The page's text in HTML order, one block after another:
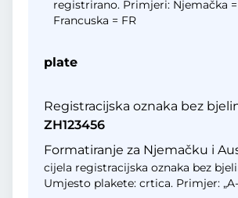
registrirano. Primjeri: Njemačka =
Francuska = FR
plate
Registracijska oznaka bez
ZH123456
Formatiranje za Njemačku i
cijela registracijska oznaka bez
Umjesto plakete: crtica. Primjer: „A-